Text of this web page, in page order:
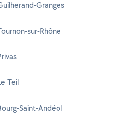
Granges
sur-Rhône
Teil
Saint-Andéol